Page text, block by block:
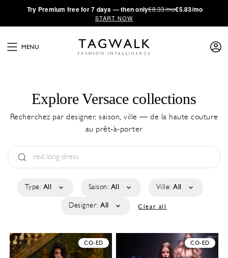
·Try Premium free for 7 days — then only€8.33/mo€5.83/mo
START NOW
MENU
Explore Versace collections
Recherchez par designer, saison, ville — de la haute couture
au prêt-à-porter
Type: All Saison: All Ville: All
Designer: All Clear all
CO-ED CO-ED